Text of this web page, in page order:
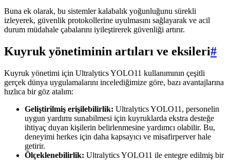
Buna ek olarak, bu sistemler kalabalık yoğunluğunu sürekli
izleyerek, güvenlik protokollerine uyulmasını sağlayarak ve acil
durum müdahale çabalarını iyileştirerek güvenliği artırır.
Kuyruk yönetiminin artıları ve eksileri#
Kuyruk yönetimi için Ultralytics YOLO11 kullanımının çeşitli
gerçek dünya uygulamalarını incelediğimize göre, bazı avantajlarına
hızlıca bir göz atalım:
Geliştirilmiş erişilebilirlik: Ultralytics YOLO11, personelin
uygun yardımı sunabilmesi için kuyruklarda ekstra desteğe
ihtiyaç duyan kişilerin belirlenmesine yardımcı olabilir. Bu,
deneyimi herkes için daha kapsayıcı ve misafirperver hale
getirir.
Ölçeklenebilirlik: Ultralytics YOLO11 ile entegre edilmiş bir